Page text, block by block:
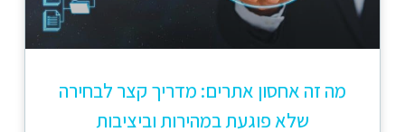
מה זה אחסון אתרים: מדריך קצר לבחירה
שלא פוגעת במהירות וביציבות